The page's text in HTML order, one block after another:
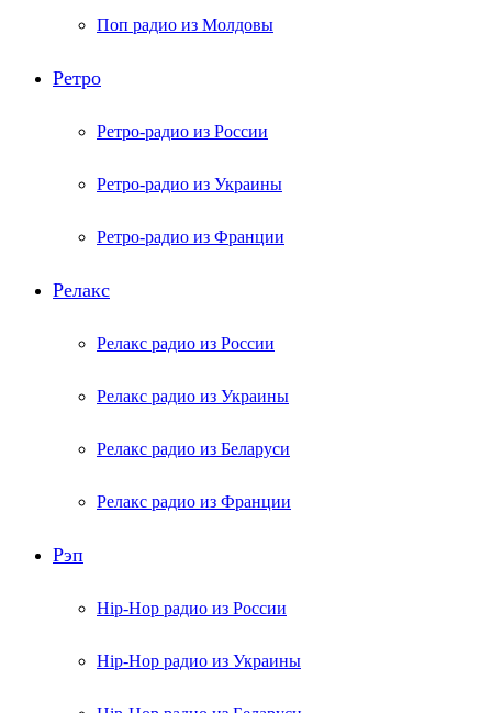
Поп радио из Молдовы
Ретро
Ретро-радио из России
Ретро-радио из Украины
Ретро-радио из Франции
Релакс
Релакс радио из России
Релакс радио из Украины
Релакс радио из Беларуси
Релакс радио из Франции
Рэп
Hip-Hop радио из России
Hip-Hop радио из Украины